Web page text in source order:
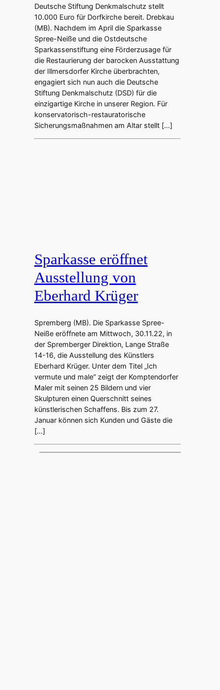
Deutsche Stiftung Denkmalschutz stellt
10.000 Euro für Dorfkirche bereit. Drebkau
(MB). Nachdem im April die Sparkasse
Spree-Neiße und die Ostdeutsche
Sparkassenstiftung eine Förderzusage für
die Restaurierung der barocken Ausstattung
der Illmersdorfer Kirche überbrachten,
engagiert sich nun auch die Deutsche
Stiftung Denkmalschutz (DSD) für die
einzigartige Kirche in unserer Region. Für
konservatorisch-restauratorische
Sicherungsmaßnahmen am Altar stellt […]
Sparkasse eröffnet
Ausstellung von
Eberhard Krüger
Spremberg (MB). Die Sparkasse Spree-
Neiße eröffnete am Mittwoch, 30.11.22, in
der Spremberger Direktion, Lange Straße
14-16, die Ausstellung des Künstlers
Eberhard Krüger. Unter dem Titel „Ich
vermute und male“ zeigt der Komptendorfer
Maler mit seinen 25 Bildern und vier
Skulpturen einen Querschnitt seines
künstlerischen Schaffens. Bis zum 27.
Januar können sich Kunden und Gäste die
[…]